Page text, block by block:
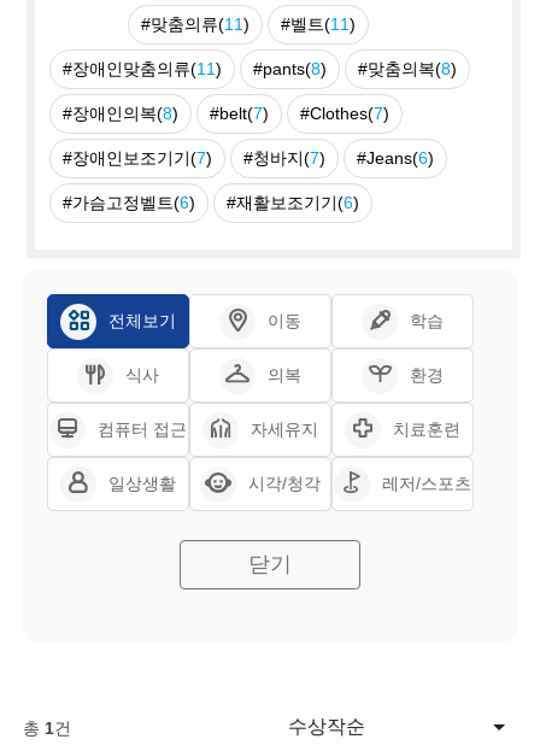
#맞춤의류(11) #벨트(11)
#장애인맞춤의류(11) #pants(8) #맞춤의복(8)
#장애인의복(8) #belt(7) #Clothes(7)
#장애인보조기기(7) #청바지(7) #Jeans(6)
#가슴고정벨트(6) #재활보조기기(6)
전체보기 이동 학습
식사 의복 환경
컴퓨터 접근 자세유지 치료훈련
일상생활 시각/청각 레저/스포츠
닫기
총 1건 수상작순